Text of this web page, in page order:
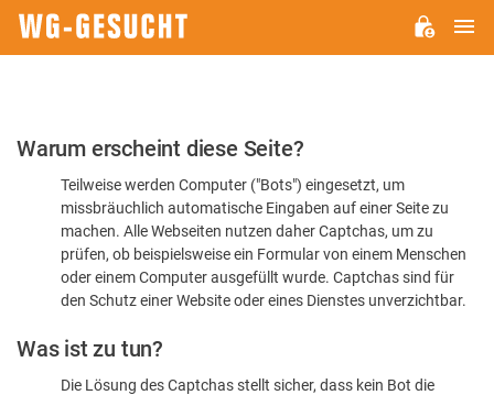
Bitte
dass
sind
Warum erscheint diese Seite?
Teilweise werden Computer ("Bots") eingesetzt, um
missbräuchlich automatische Eingaben auf einer Seite zu
machen. Alle Webseiten nutzen daher Captchas, um zu
prüfen, ob beispielsweise ein Formular von einem Menschen
oder einem Computer ausgefüllt wurde. Captchas sind für
den Schutz einer Website oder eines Dienstes unverzichtbar.
Was ist zu tun?
Die Lösung des Captchas stellt sicher, dass kein Bot die